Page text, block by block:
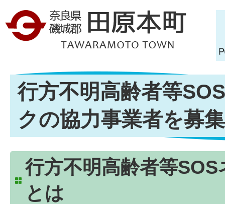
行方不明高齢者等
クの協力事業者を募
行方不明高齢者等
とは